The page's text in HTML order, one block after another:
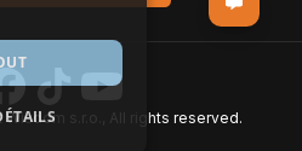
s.r.o., All rights reserved.